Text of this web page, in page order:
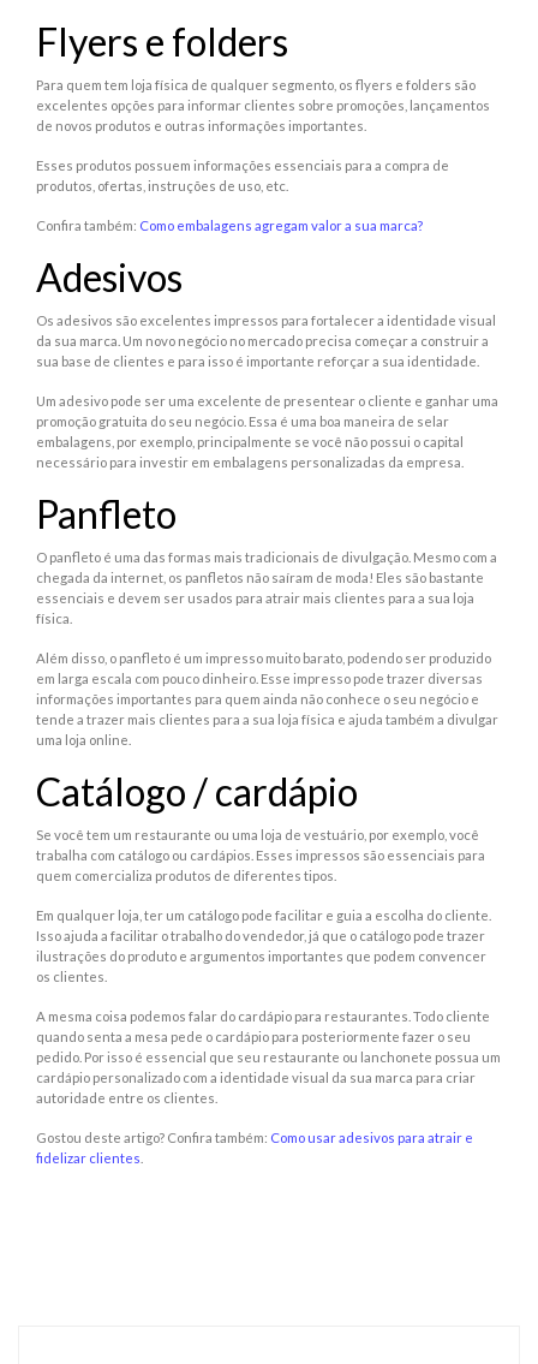
Flyers e folders
Para quem tem loja física de qualquer segmento, os flyers e folders são
excelentes opções para informar clientes sobre promoções, lançamentos
de novos produtos e outras informações importantes.
Esses produtos possuem informações essenciais para a compra de
produtos, ofertas, instruções de uso, etc.
Confira também: Como embalagens agregam valor a sua marca?
Adesivos
Os adesivos são excelentes impressos para fortalecer a identidade visual
da sua marca. Um novo negócio no mercado precisa começar a construir a
sua base de clientes e para isso é importante reforçar a sua identidade.
Um adesivo pode ser uma excelente de presentear o cliente e ganhar uma
promoção gratuita do seu negócio. Essa é uma boa maneira de selar
embalagens, por exemplo, principalmente se você não possui o capital
necessário para investir em embalagens personalizadas da empresa.
Panfleto
O panfleto é uma das formas mais tradicionais de divulgação. Mesmo com a
chegada da internet, os panfletos não saíram de moda! Eles são bastante
essenciais e devem ser usados para atrair mais clientes para a sua loja
física.
Além disso, o panfleto é um impresso muito barato, podendo ser produzido
em larga escala com pouco dinheiro. Esse impresso pode trazer diversas
informações importantes para quem ainda não conhece o seu negócio e
tende a trazer mais clientes para a sua loja física e ajuda também a divulgar
uma loja online.
Catálogo / cardápio
Se você tem um restaurante ou uma loja de vestuário, por exemplo, você
trabalha com catálogo ou cardápios. Esses impressos são essenciais para
quem comercializa produtos de diferentes tipos.
Em qualquer loja, ter um catálogo pode facilitar e guia a escolha do cliente.
Isso ajuda a facilitar o trabalho do vendedor, já que o catálogo pode trazer
ilustrações do produto e argumentos importantes que podem convencer
os clientes.
A mesma coisa podemos falar do cardápio para restaurantes. Todo cliente
quando senta a mesa pede o cardápio para posteriormente fazer o seu
pedido. Por isso é essencial que seu restaurante ou lanchonete possua um
cardápio personalizado com a identidade visual da sua marca para criar
autoridade entre os clientes.
Gostou deste artigo? Confira também: Como usar adesivos para atrair e
fidelizar clientes